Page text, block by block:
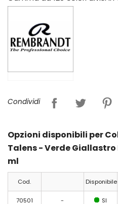
Condividi
Opzioni disponibili per
Talens - Verde
ml
Cod. Disponibile
70501 - SI